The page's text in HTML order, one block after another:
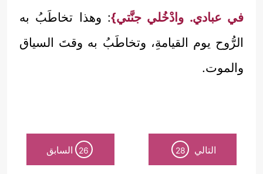
في عبادي. وادْخُلي جنَّتي}: وهذا تخاطَبُ به
الرُّوح يوم القيامةِ، وتخاطَبُ به وقتَ السياق
والموت.
التالي 28
26 السابق